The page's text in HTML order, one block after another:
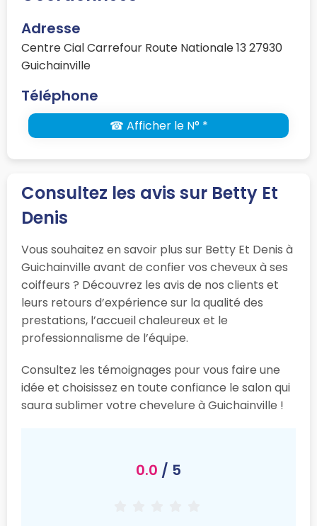
Adresse
Centre Cial Carrefour Route Nationale 13 27930
Guichainville
Téléphone
☎ Afficher le N° *
Consultez les avis sur Betty Et
Denis
Vous souhaitez en savoir plus sur Betty Et Denis à
Guichainville avant de confier vos cheveux à ses
coiffeurs ? Découvrez les avis de nos clients et
leurs retours d’expérience sur la qualité des
prestations, l’accueil chaleureux et le
professionnalisme de l’équipe.
Consultez les témoignages pour vous faire une
idée et choisissez en toute confiance le salon qui
saura sublimer votre chevelure à Guichainville !
0.0 / 5